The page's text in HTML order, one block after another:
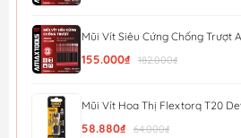
Mũi Vít Siêu Cứng Chống Trượt
155.000₫ 182.000₫
Mũi Vít Hoa Thị Flextorq T20
58.880₫ 64.000₫